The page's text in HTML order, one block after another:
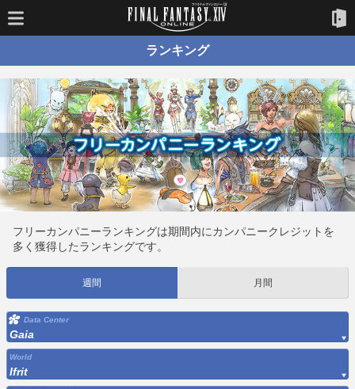
ランキング
フリーカンパニーランキングは期間内にカンパニークレジットを
多く獲得したランキングです。
週間 月間
Data Center
Gaia
World
Ifrit